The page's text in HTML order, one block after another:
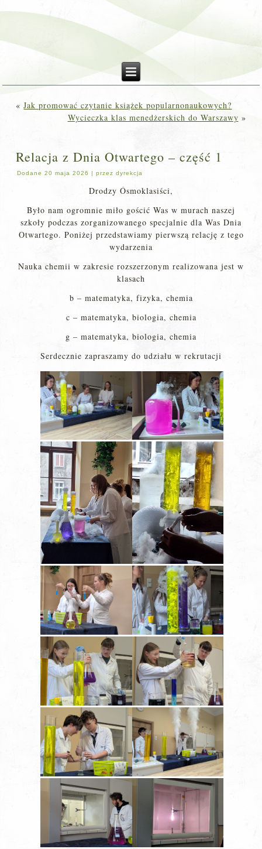
«Jak promować czytanie książek popularnonaukowych?
Wycieczka klas menedżerskich do Warszawy »
Relacja z Dnia Otwartego – część 1
Dodane 20 maja 2026 |przez dyrekcja
Drodzy Ósmoklasiści,
Było nam ogromnie miło gościć Was w murach naszej
szkoły podczas zorganizowanego specjalnie dla Was Dnia
Otwartego. Poniżej przedstawiamy pierwszą relację z tego
wydarzenia
Nauka chemii w zakresie rozszerzonym realizowana jest w
klasach
b – matematyka, fizyka, chemia
c – matematyka, biologia, chemia
g – matematyka, biologia, chemia
Serdecznie zapraszamy do udziału w rekrutacji